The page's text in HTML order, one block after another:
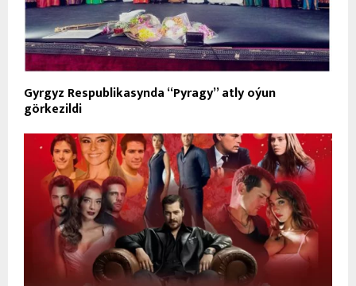
Gyrgyz Respublikasynda “Pyragy” atly oýun
görkezildi